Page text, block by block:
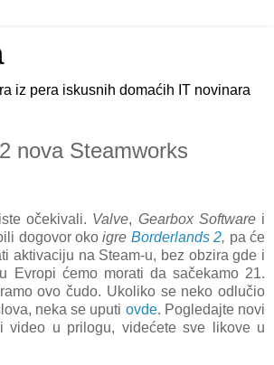
iz pera iskusnih domaćih IT novinara
nova Steamworks
očekivali. Valve, Gearbox Softwarei
dogovor okoigre Borderlands 2, pa će
aktivaciju na Steam-u, bez obzira gde i
Evropi ćemo morati da sačekamo 21.
ovo čudo. Ukoliko se neko odlučio
neka se uputi ovde. Pogledajte novi
video u prilogu, videćete sve likove u